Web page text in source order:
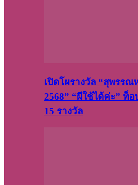
เปิดโผรางวัล “สุพรรณ
2568” “ผีใช้ได้ค่ะ” ท็
15 รางวัล